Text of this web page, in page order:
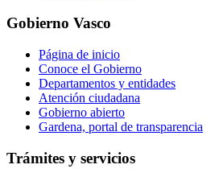
Gobierno Vasco
Página de inicio
Conoce el Gobierno
Departamentos y entidades
Atención ciudadana
Gobierno abierto
Gardena, portal de transparencia
Trámites y servicios